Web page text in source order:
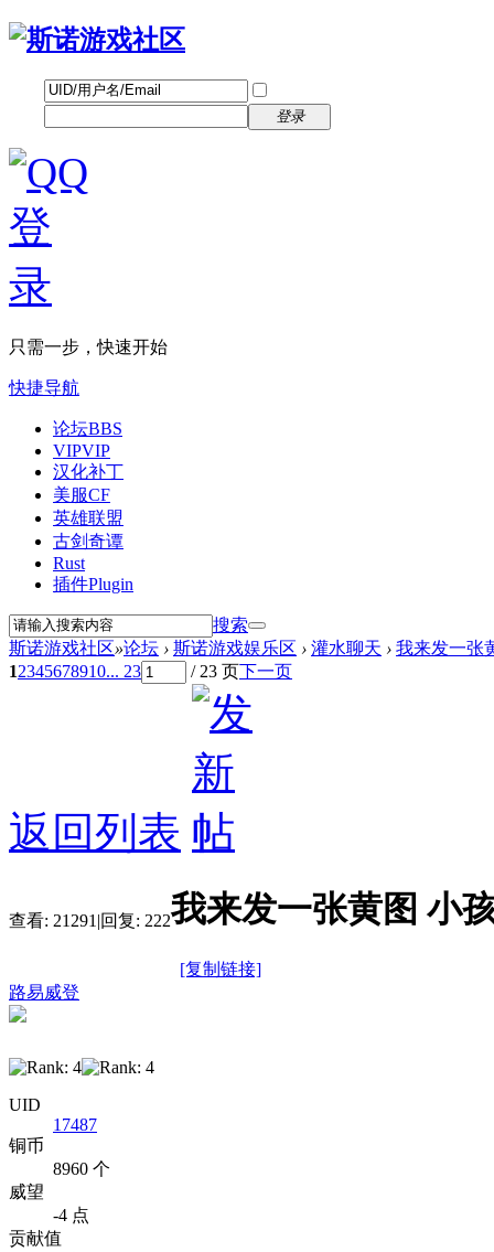
登录
只需一步，快速开始
快捷导航
论坛BBS
VIPVIP
汉化补丁
美服CF
英雄联盟
古剑奇谭
Rust
插件Plugin
搜索
斯诺游戏社区»论坛 › 斯诺游戏娱乐区 › 灌水聊天 › 我来发一张
12345678910... 23 / 23 页下一页
返回列表
查看: 21291 |回复: 222我来发一张黄图 小
[复制链接]
路易威登
UID
17487
铜币
8960 个
威望
-4 点
贡献值